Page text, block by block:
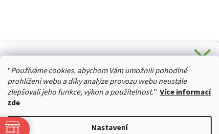
"Používáme cookies, abychom Vám umožnili pohodlné
prohlížení webu a díky analýze provozu webu neustále
zlepšovali jeho funkce, výkon a použitelnost." Více informací
zde
Nastavení
HURTTA-COLLECTION.CZ
Stačí se přihlásit k odběru novinek z našeho obchodu a je
Vaše :)
Ano, chci se přihlásit
Zásady zpracování osobních údajů